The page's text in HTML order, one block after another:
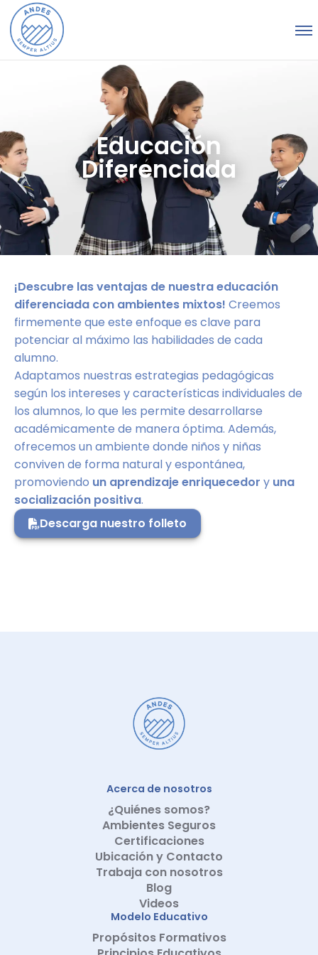
Educación
Diferenciada
¡Descubre las ventajas de nuestra educación
diferenciada con ambientes mixtos! Creemos
firmemente que este enfoque es clave para
potenciar al máximo las habilidades de cada
alumno.
Adaptamos nuestras estrategias pedagógicas
según los intereses y características individuales de
los alumnos, lo que les permite desarrollarse
académicamente de manera óptima. Además,
ofrecemos un ambiente donde niños y niñas
conviven de forma natural y espontánea,
promoviendo un aprendizaje enriquecedor y una
socialización positiva.
Descarga nuestro folleto
Acerca de nosotros
¿Quiénes somos?
Ambientes Seguros
Certificaciones
Ubicación y Contacto
Trabaja con nosotros
Blog
Videos
Modelo Educativo
Propósitos Formativos